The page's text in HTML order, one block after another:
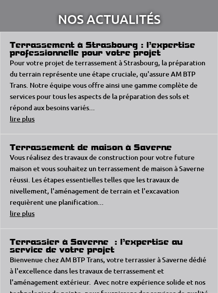
NOS ACTUALITÉS
Terrassement à Strasbourg : l’expertise
professionnelle pour votre projet
Pour votre projet de terrassement à Strasbourg, la préparation
du terrain représente une étape cruciale, qu'assure AM BTP
Trans. Notre équipe vous offre ainsi une gamme complète de
services pour tous les aspects de la préparation des sols et
répond aux besoins variés...
lire plus
Terrassement de maison à Saverne
Vous réalisez des travaux de construction pour votre future
maison et vous souhaitez un terrassement de maison à Saverne
réussi. Les étapes essentielles telles que les travaux de
nivellement, l'aménagement de terrain et l'excavation
requièrent une planification...
lire plus
Terrassier à Saverne : l’expertise au
service de votre projet
Bienvenue chez AM BTP Trans, votre terrassier à Saverne dédié
à l'excellence dans les travaux de terrassement et
l'aménagement extérieur. Avec notre expérience solide et nos